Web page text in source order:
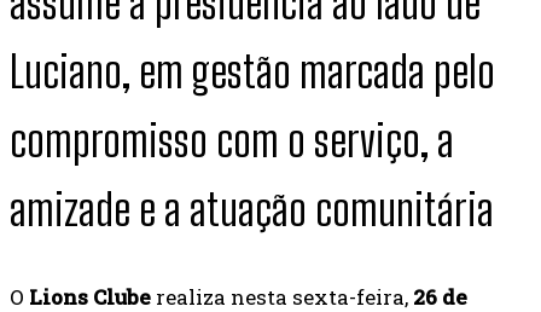
Luciano, em gestão marcada pelo
compromisso com o serviço, a
amizade e a atuação comunitária
O Lions Clube realiza nesta sexta-feira, 26 de